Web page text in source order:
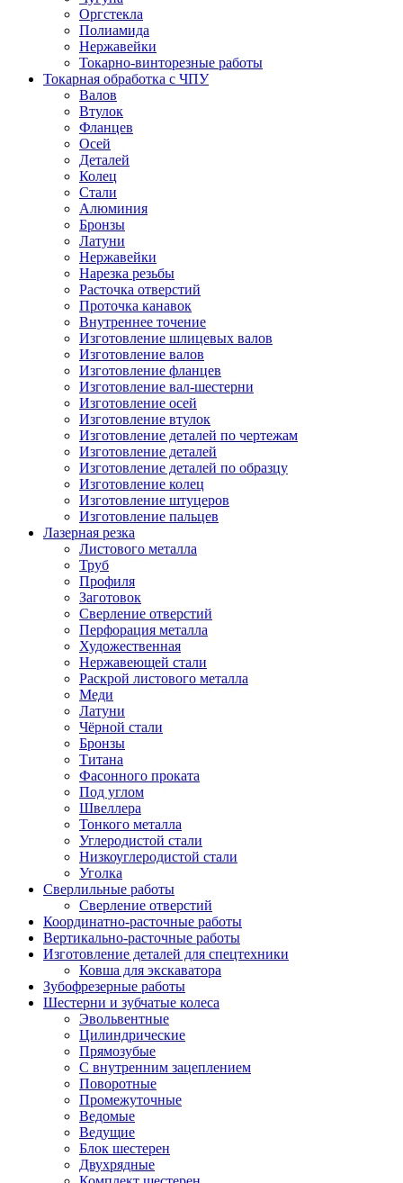
Оргстекла
Полиамида
Нержавейки
Токарно-винторезные работы
Токарная обработка с ЧПУ
Валов
Втулок
Фланцев
Осей
Деталей
Колец
Стали
Алюминия
Бронзы
Латуни
Нержавейки
Нарезка резьбы
Расточка отверстий
Проточка канавок
Внутреннее точение
Изготовление шлицевых валов
Изготовление валов
Изготовление фланцев
Изготовление вал-шестерни
Изготовление осей
Изготовление втулок
Изготовление деталей по чертежам
Изготовление деталей
Изготовление деталей по образцу
Изготовление колец
Изготовление штуцеров
Изготовление пальцев
Лазерная резка
Листового металла
Труб
Профиля
Заготовок
Сверление отверстий
Перфорация металла
Художественная
Нержавеющей стали
Раскрой листового металла
Меди
Латуни
Чёрной стали
Бронзы
Титана
Фасонного проката
Под углом
Швеллера
Тонкого металла
Углеродистой стали
Низкоуглеродистой стали
Уголка
Сверлильные работы
Сверление отверстий
Координатно-расточные работы
Вертикально-расточные работы
Изготовление деталей для спецтехники
Ковша для экскаватора
Зубофрезерные работы
Шестерни и зубчатые колеса
Эвольвентные
Цилиндрические
Прямозубые
С внутренним зацеплением
Поворотные
Промежуточные
Ведомые
Ведущие
Блок шестерен
Двухрядные